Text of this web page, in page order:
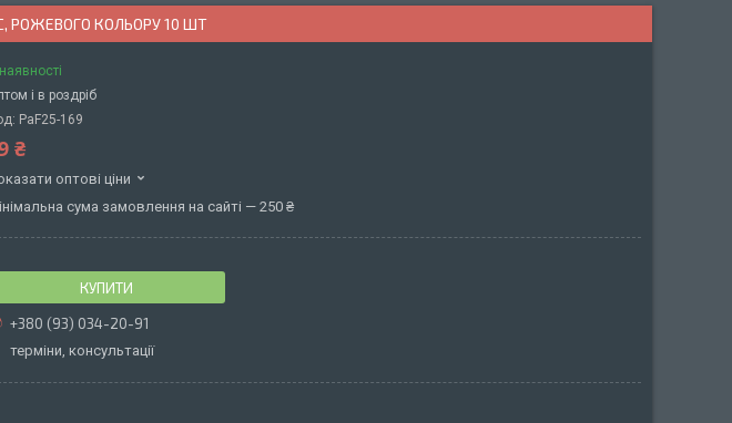
РОЖЕВОГО КОЛЬОРУ 10 ШТ
і в роздріб
PaF25-169
₴
оптові ціни
сума замовлення на сайті — 250 ₴
КУПИТИ
+380 (93) 034-20-91
терміни, консультації